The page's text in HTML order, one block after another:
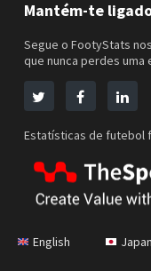
Mantém-te
Segue o FootyStats
que nunca perdes
Estatísticas de futebol
English